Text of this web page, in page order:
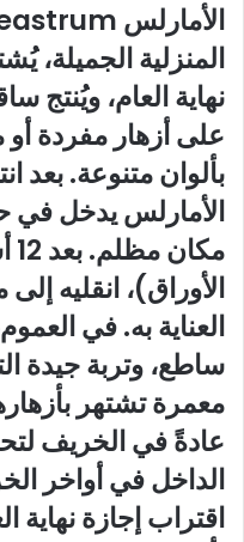
المنزلية الجميلة،
نهاية العام، ويُنتج
على أزهار مفردة
بألوان متنوعة. بعد
الأمارلس يدخل في
الأوراق)، انقليه
العناية به. في
ساطع، وتربة جيدة
معمرة تشتهر
عادةً في الخريف
الداخل في أواخر
اقتراب إجازة نهاية